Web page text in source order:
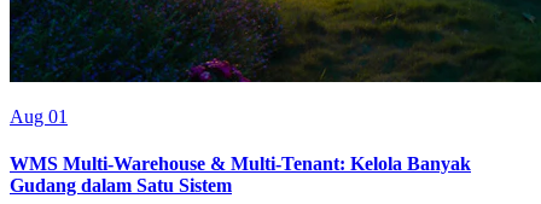
Aug 01
WMS Multi-Warehouse & Multi-Tenant: Kelola Banyak
Gudang dalam Satu Sistem